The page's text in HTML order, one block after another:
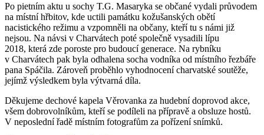
Po pietním aktu u sochy T.G. Masaryka se občané vydali průvodem
na místní hřbitov, kde uctili památku kožušanských obětí
nacistického režimu a vzpomněli na občany, kteří tu s námi již
nejsou. Na návsi v Charvátech poté společně vysadili lípu
2018, která zde poroste pro budoucí generace. Na rybníku
v Charvátech pak byla odhalena socha vodníka od místního řezbáře
pana Spáčila. Zároveň proběhlo vyhodnocení charvatské soutěže,
jejímž výsledkem byla výtvarná díla.
Děkujeme dechové kapela Věrovanka za hudební doprovod akce,
všem dobrovolníkům, kteří se podíleli na přípravě a obsluze hostů.
V neposlední řadě místním fotografům za pořízení snímků.